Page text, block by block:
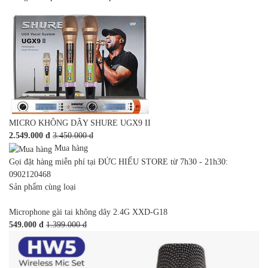
MICRO KHÔNG DÂY SHURE UGX9 II
2.549.000 đ 3.450.000 đ
Mua hàng
Gọi đặt hàng miễn phí tại ĐỨC HIẾU STORE từ 7h30 - 21h30:
0902120468
Sản phẩm cùng loại
Microphone gài tai không dây 2.4G XXD-G18
549.000 đ 1.399.000 đ